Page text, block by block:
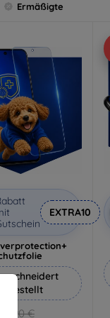
Ermäßigte
EXTRA10
18,90 €